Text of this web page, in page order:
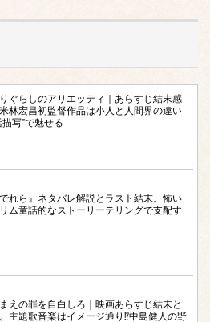
りぐらしのアリエッティ｜あらすじ結末感
林宏昌初監督作品は小人と人間界の違い
写”で魅せる
れら』ネタバレ解説とラスト結末。怖い
ム童話的なストーリーテリングで支配す
えの罪を自白しろ｜映画あらすじ結末と
主題歌音楽はイメージ通り⁉︎中島健人の野